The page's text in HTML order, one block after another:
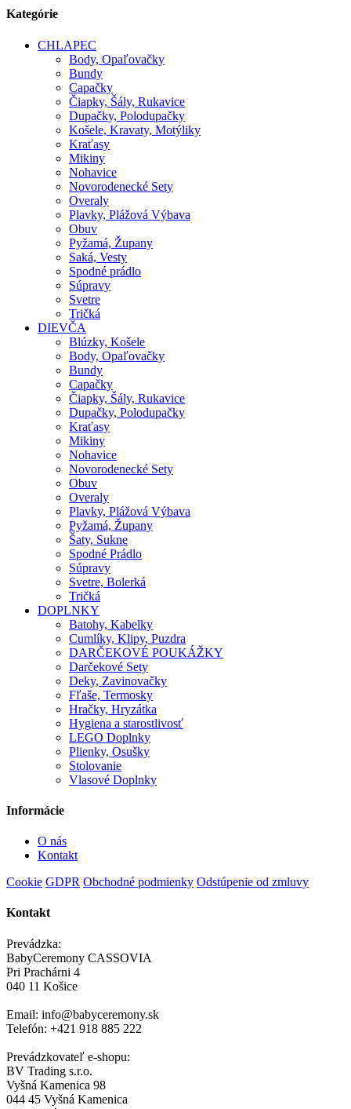
Kategórie
CHLAPEC
Body, Opaľovačky
Bundy
Capačky
Čiapky, Šály, Rukavice
Dupačky, Polodupačky
Košele, Kravaty, Motýliky
Kraťasy
Mikiny
Nohavice
Novorodenecké Sety
Overaly
Plavky, Plážová Výbava
Obuv
Pyžamá, Župany
Saká, Vesty
Spodné prádlo
Súpravy
Svetre
Tričká
DIEVČA
Blúzky, Košele
Body, Opaľovačky
Bundy
Capačky
Čiapky, Šály, Rukavice
Dupačky, Polodupačky
Kraťasy
Mikiny
Nohavice
Novorodenecké Sety
Obuv
Overaly
Plavky, Plážová Výbava
Pyžamá, Župany
Šaty, Sukne
Spodné Prádlo
Súpravy
Svetre, Bolerká
Tričká
DOPLNKY
Batohy, Kabelky
Cumlíky, Klipy, Puzdra
DARČEKOVÉ POUKÁŽKY
Darčekové Sety
Deky, Zavinovačky
Fľaše, Termosky
Hračky, Hryzátka
Hygiena a starostlivosť
LEGO Doplnky
Plienky, Osušky
Stolovanie
Vlasové Doplnky
Informácie
O nás
Kontakt
Cookie GDPR Obchodné podmienky Odstúpenie od zmluvy
Kontakt
Prevádzka:
BabyCeremony CASSOVIA
Pri Prachárni 4
040 11 Košice
Email: info@babyceremony.sk
Telefón: +421 918 885 222
Prevádzkovateľ e-shopu:
BV Trading s.r.o.
Vyšná Kamenica 98
044 45 Vyšná Kamenica